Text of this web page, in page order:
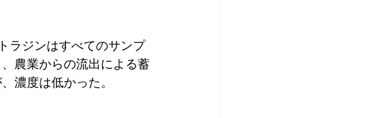
ラジンはすべてのサンプ
農業からの流出による蓄
濃度は低かった。